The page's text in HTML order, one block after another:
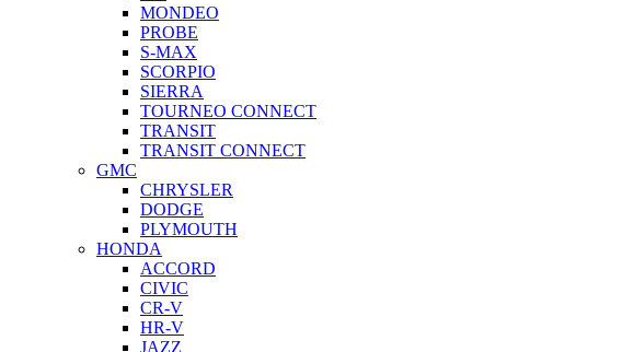
MONDEO
PROBE
S-MAX
SCORPIO
SIERRA
TOURNEO CONNECT
TRANSIT
TRANSIT CONNECT
GMC
CHRYSLER
DODGE
PLYMOUTH
HONDA
ACCORD
CIVIC
CR-V
HR-V
JAZZ